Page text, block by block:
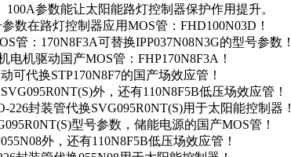
100A参数能让太阳能路灯控制器保护作用提升。
数在路灯控制器应用MOS管：FHD100N03D！
管：170N8F3A可替换IPP037N08N3G的型号参数！
电机驱动国产MOS管：FHP170N8F3A！
可代换STP170N8F7的国产场效应管！
外，还有110N8F5B低压场效应管！
封装管代换SVG095R0NT(S)用于太阳能控制器！
型号参数，储能电源的国产MOS管！
外，还有110N8F5B低压场效应管！